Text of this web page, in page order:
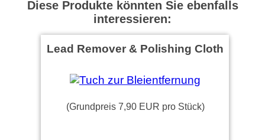
Diese Produkte könnten Sie ebenfalls
interessieren:
Lead Remover & Polishing Cloth
(Grundpreis 7,90 EUR pro Stück)